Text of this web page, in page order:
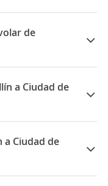
Olaya
regionales
sobre
donde llegan
de la estación
minutos
los viajeros
con más
es bastante
parando un
de
Medellín y
Copa Airlines
a Ciudad de
a Ciudad de
a Ciudad de
y Ciudad